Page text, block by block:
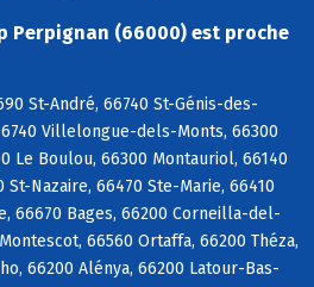
Perpignan (66000) est proche
St-André, 66740 St-Génis-des-
Villelongue-dels-Monts, 66300
Le Boulou, 66300 Montauriol, 66140
Nazaire, 66470 Ste-Marie, 66410
66670 Bages, 66200 Corneilla-del-
66560 Ortaffa, 66200 Théza,
66200 Alénya, 66200 Latour-Bas-